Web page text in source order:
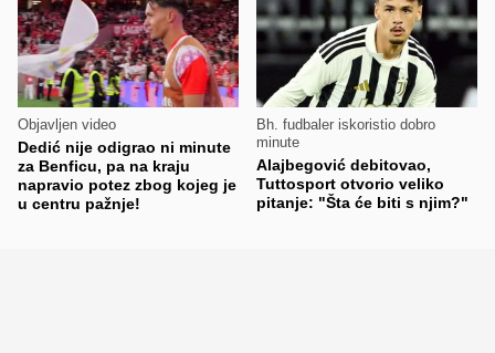
Objavljen video
Dedić nije odigrao ni minute
za Benficu, pa na kraju
napravio potez zbog kojeg je
u centru pažnje!
Bh. fudbaler iskoristio dobro
minute
Alajbegović debitovao,
Tuttosport otvorio veliko
pitanje: "Šta će biti s njim?"